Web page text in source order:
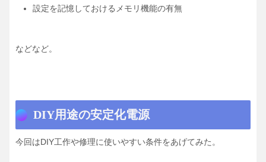
設定を記憶しておける メモリ機能の有無
などなど。
DIY用途の安定化電源
今回はDIY工作や修理に使いやすい条件をあげてみた。